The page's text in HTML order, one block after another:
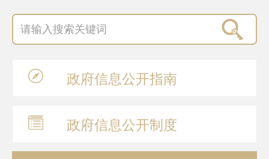
政府信息公开指南
政府信息公开制度